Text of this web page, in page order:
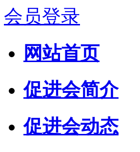
会员登录
网站首页
促进会简介
促进会动态